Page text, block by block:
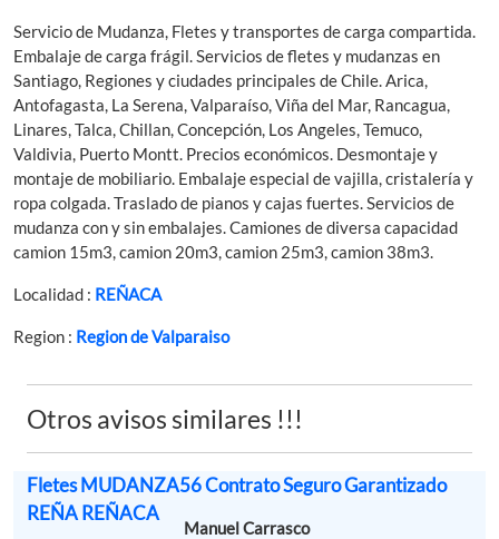
Servicio de Mudanza, Fletes y transportes de carga compartida.
Embalaje de carga frágil. Servicios de fletes y mudanzas en
Santiago, Regiones y ciudades principales de Chile. Arica,
Antofagasta, La Serena, Valparaíso, Viña del Mar, Rancagua,
Linares, Talca, Chillan, Concepción, Los Angeles, Temuco,
Valdivia, Puerto Montt. Precios económicos. Desmontaje y
montaje de mobiliario. Embalaje especial de vajilla, cristalería y
ropa colgada. Traslado de pianos y cajas fuertes. Servicios de
mudanza con y sin embalajes. Camiones de diversa capacidad
camion 15m3, camion 20m3, camion 25m3, camion 38m3.
Localidad : REÑACA
Region : Region de Valparaiso
Otros avisos similares !!!
Fletes MUDANZA56 Contrato Seguro Garantizado
REÑA REÑACA
Manuel Carrasco